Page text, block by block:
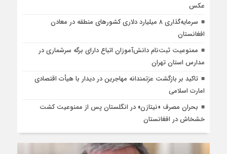
عکس
سرمایه‌گذاری ۸ میلیارد دلاری کشورهای منطقه در معادن
افغانستان
ممنوعیت ثبت‌نام دانش‌آموزان اتباع دارای برگه سرشماری در
مدارس استان تهران
تاکید بر بازگشت عزتمندانه مهاجرین در دیدار با هیأت اقتصادی
امارت اسلامی
بحران مصرف «نیتازن» در انگلستان پس از ممنوعیت کشت
خشخاش در افغانستان